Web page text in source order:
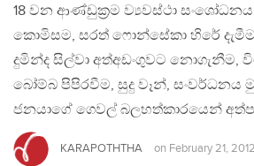
18 වන ආණ්ඩුක්‍රම ව්‍යවස්ථා
කොමිසම, සරත් ෆොන්සේකා හිරේ
දුමින්ද සිල්වා අත්අඩංගුවට නොගැනීම,
බෝම්බ පිපිරවීම, සුදු වෑන්, සංවර්ධනය
ජනයාගේ ගෙවල් බලහත්කාරයෙන්
KARAPOTHTHA on February 21, 2012